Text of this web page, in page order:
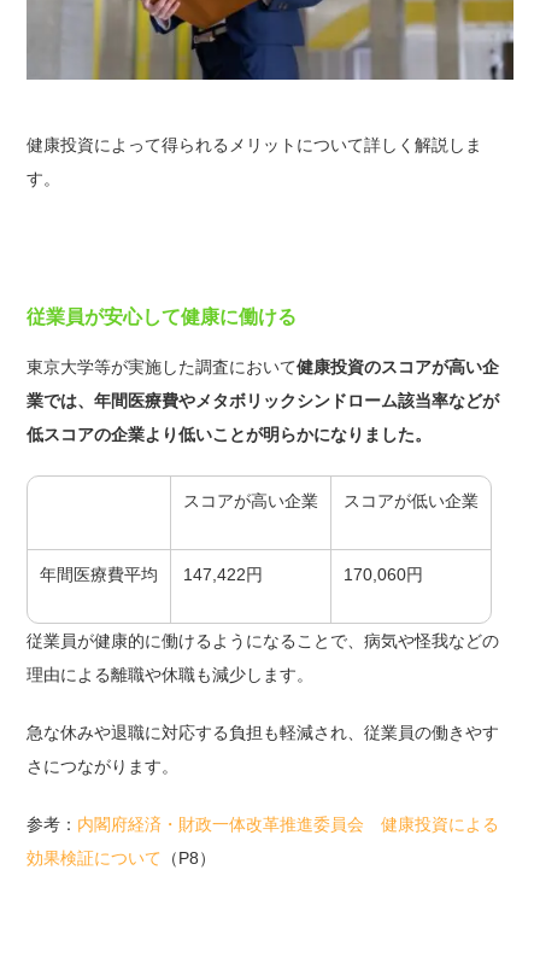
健康投資によって得られるメリットについて詳しく解説しま
す。
従業員が安心して健康に働ける
東京大学等が実施した調査において健康投資のスコアが高い企
業では、年間医療費やメタボリックシンドローム該当率などが
低スコアの企業より低いことが明らかになりました。
スコアが高い企業 スコアが低い企業
年間医療費平均 147,422円 170,060円
従業員が健康的に働けるようになることで、病気や怪我などの
理由による離職や休職も減少します。
急な休みや退職に対応する負担も軽減され、従業員の働きやす
さにつながります。
参考： 内閣府経済・財政一体改革推進委員会 健康投資による
効果検証について （P8）